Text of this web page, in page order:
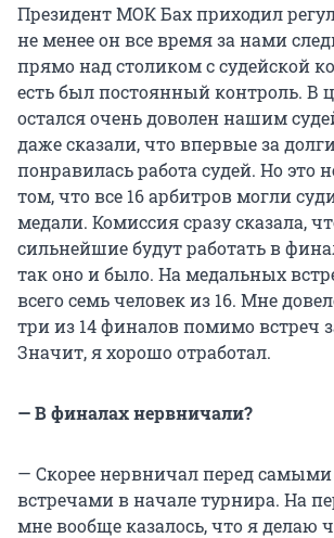
Президент МОК Бах приходил
не менее он все время за нами
прямо над столиком с судейской
есть был постоянный контроль. В
остался очень доволен нашим
даже сказали, что впервые за
понравилась работа судей. Но это
том, что все 16 арбитров могли
медали. Комиссия сразу сказала,
сильнейшие будут работать в
так оно и было. На медальных
всего семь человек из 16. Мне
три из 14 финалов помимо встреч
Значит, я хорошо отработал.
— В финалах нервничали?
— Скорее нервничал перед
встречами в начале турнира. На
мне вообще казалось, что я делаю